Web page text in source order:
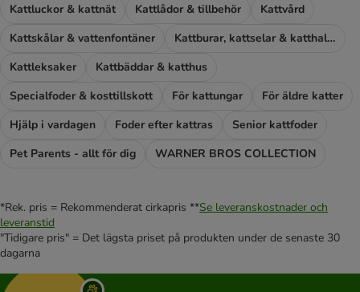
Kattluckor & kattnät
Kattlådor & tillbehör
Kattvård
Kattskålar & vattenfontäner
Kattburar, kattselar & katthalsband
Kattleksaker
Kattbäddar & katthus
Specialfoder & kosttillskott
För kattungar
För äldre katter
Hjälp i vardagen
Foder efter kattras
Senior kattfoder
Pet Parents - allt för dig
WARNER BROS COLLECTION
*Rek. pris = Rekommenderat cirkapris **Se leveranskostnader och
leveranstid
"Tidigare pris" = Det lägsta priset på produkten under de senaste 30
dagarna